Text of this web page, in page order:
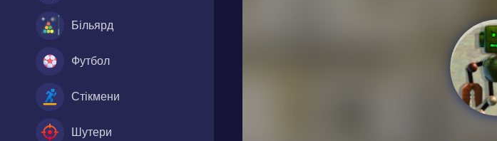
Більярд
Футбол
Стікмени
Шутери